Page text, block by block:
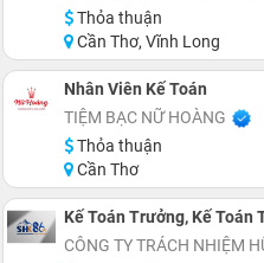
Thỏa thuận
Cần Thơ, Vĩnh Long
Nhân Viên Kế Toán
TIỆM BẠC NỮ HOÀNG
Thỏa thuận
Cần Thơ
Kế Toán Trưởng, Kế Toán
CÔNG TY TRÁCH NHIỆM